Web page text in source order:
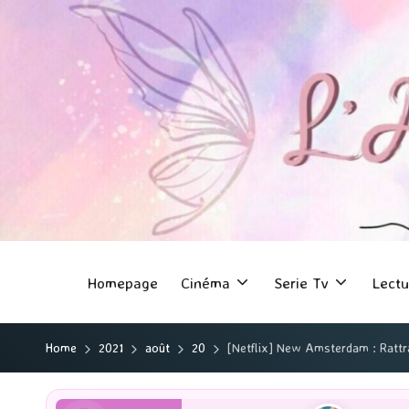
Homepage Cinéma Serie Tv
Home 2021 août 20 [Netflix] New Amsterdam :